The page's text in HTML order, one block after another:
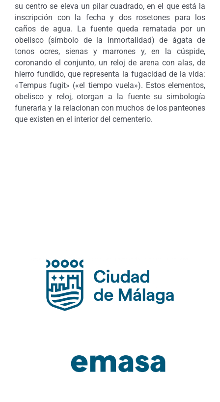
su centro se eleva un pilar cuadrado, en el que está la
inscripción con la fecha y dos rosetones para los
caños de agua. La fuente queda rematada por un
obelisco (símbolo de la inmortalidad) de ágata de
tonos ocres, sienas y marrones y, en la cúspide,
coronando el conjunto, un reloj de arena con alas, de
hierro fundido, que representa la fugacidad de la vida:
«Tempus fugit» («el tiempo vuela»). Estos elementos,
obelisco y reloj, otorgan a la fuente su simbología
funeraria y la relacionan con muchos de los panteones
que existen en el interior del cementerio.